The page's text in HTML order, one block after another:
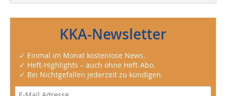
KKA-Newsletter
✓ Einmal im Monat kostenlose News.
✓ Heft-Highlights – auch ohne Heft-Abo.
✓ Bei Nichtgefallen jederzeit zu kündigen.